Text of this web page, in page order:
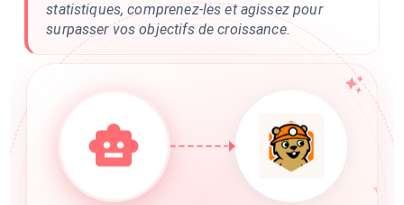
statistiques, comprenez-les et agissez pour
surpasser vos objectifs de croissance.